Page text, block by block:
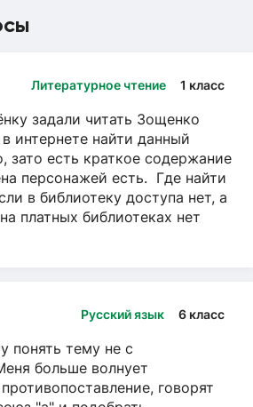
Литературное чтение 1 класс
задали читать Зощенко
интернете найти данный
зато есть краткое содержание
персонажей есть. Где найти
в библиотеку доступа нет, а
платных библиотеках нет
Русский язык 6 класс
понять тему не с
больше волнует
говорят